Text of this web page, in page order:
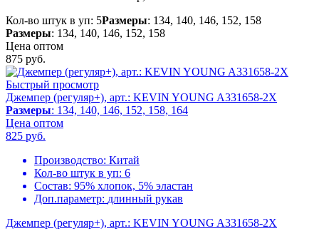
Кол-во штук в уп: 5Размеры: 134, 140, 146, 152, 158
Размеры: 134, 140, 146, 152, 158
Цена оптом
875 руб.
Быстрый просмотр
Джемпер (регуляр+), арт.: KEVIN YOUNG A331658-2X
Размеры: 134, 140, 146, 152, 158, 164
Цена оптом
825 руб.
Производство: Китай
Кол-во штук в уп: 6
Состав: 95% хлопок, 5% эластан
Доп.параметр: длинный рукав
Джемпер (регуляр+), арт.: KEVIN YOUNG A331658-2X